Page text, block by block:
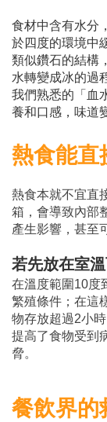
食材中含有水分
於四度的環境中
類似鑽石的結構
水轉變成冰的過
我們熟悉的「血
養和口感，味道
熱食能直
熱食本就不宜直
箱，會導致內部
產生影響，甚至
若先放在室
在溫度範圍10度
繁殖條件；在這
物存放超過2小
提高了食物受到
脅。
餐飲界的